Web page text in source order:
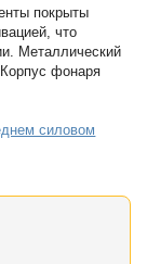
покрыты
что
Металлический
фонаря
силовом